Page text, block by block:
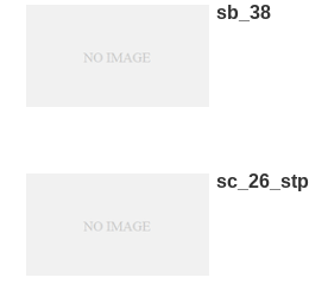
sb_38
sc_26_stp